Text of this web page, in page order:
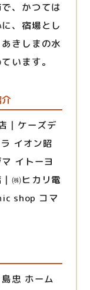
、かつては
、宿場とし
きしまの水
います。
｜ケーズデ
イオン昭
イトーヨ
㈱ヒカリ電
shop コマ
忠 ホーム